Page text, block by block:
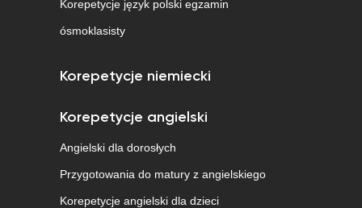
Korepetycje język polski egzamin
ósmoklasisty
Korepetycje niemiecki
Korepetycje angielski
Angielski dla dorosłych
Przygotowania do matury z angielskiego
Korepetycje angielski dla dzieci